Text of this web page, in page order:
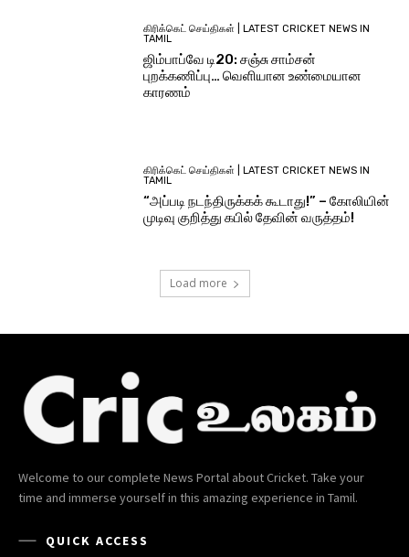
கிரிக்கெட் செய்திகள் | LATEST CRICKET NEWS IN
TAMIL
ஜிம்பாப்வே டி20: சஞ்சு சாம்சன்
புறக்கணிப்பு… வெளியான உண்மையான
காரணம்
கிரிக்கெட் செய்திகள் | LATEST CRICKET NEWS IN
TAMIL
“அப்படி நடந்திருக்கக் கூடாது!” – கோலியின்
முடிவு குறித்து கபில் தேவின் வருத்தம்!
Load more
Welcome to our complete News Portal about Cricket. Take your
time and immerse yourself in this amazing experience in Tamil.
QUICK ACCESS